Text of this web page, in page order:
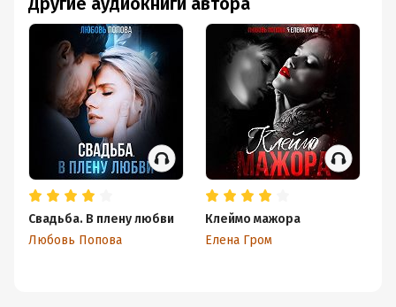
Свадьба. В плену любви
Любовь Попова
Клеймо мажора
Елена Гром